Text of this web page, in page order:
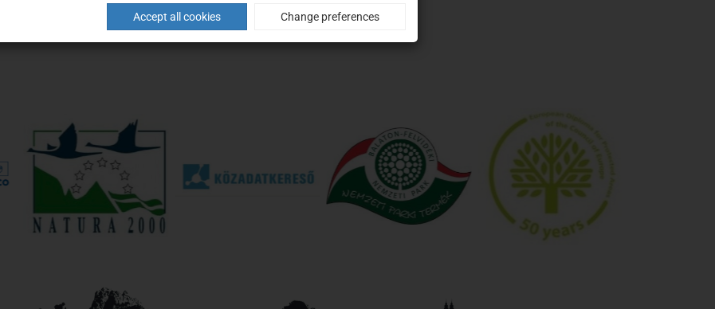
Accept all cookies Change preferences